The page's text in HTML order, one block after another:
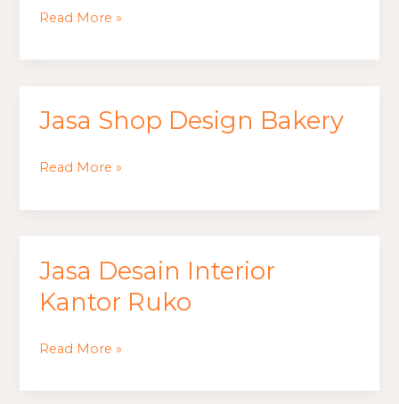
Read More »
Jasa Shop Design Bakery
Jasa
Design
Read More »
Jasa Desain Interior
Kantor Ruko
Jasa
Desain
Interior
Read More »